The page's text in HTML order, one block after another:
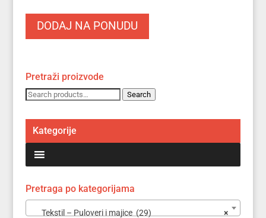
DODAJ NA PONUDU
Pretraži proizvode
Search
Search
Kategorije
Pretraga po kategorijama
×
Tekstil – Puloveri i majice (29)